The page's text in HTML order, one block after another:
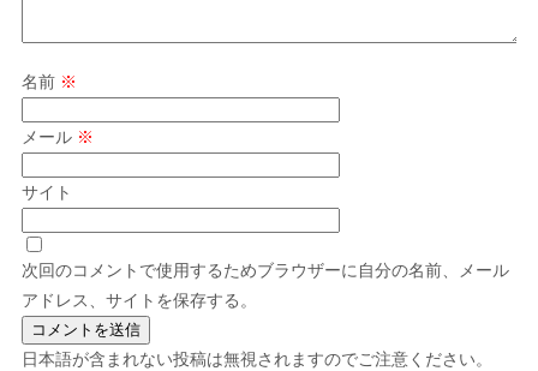
名前 ※
メール ※
サイト
次回のコメントで使用するためブラウザーに自分の名前、メール
アドレス、サイトを保存する。
日本語が含まれない投稿は無視されますのでご注意ください。